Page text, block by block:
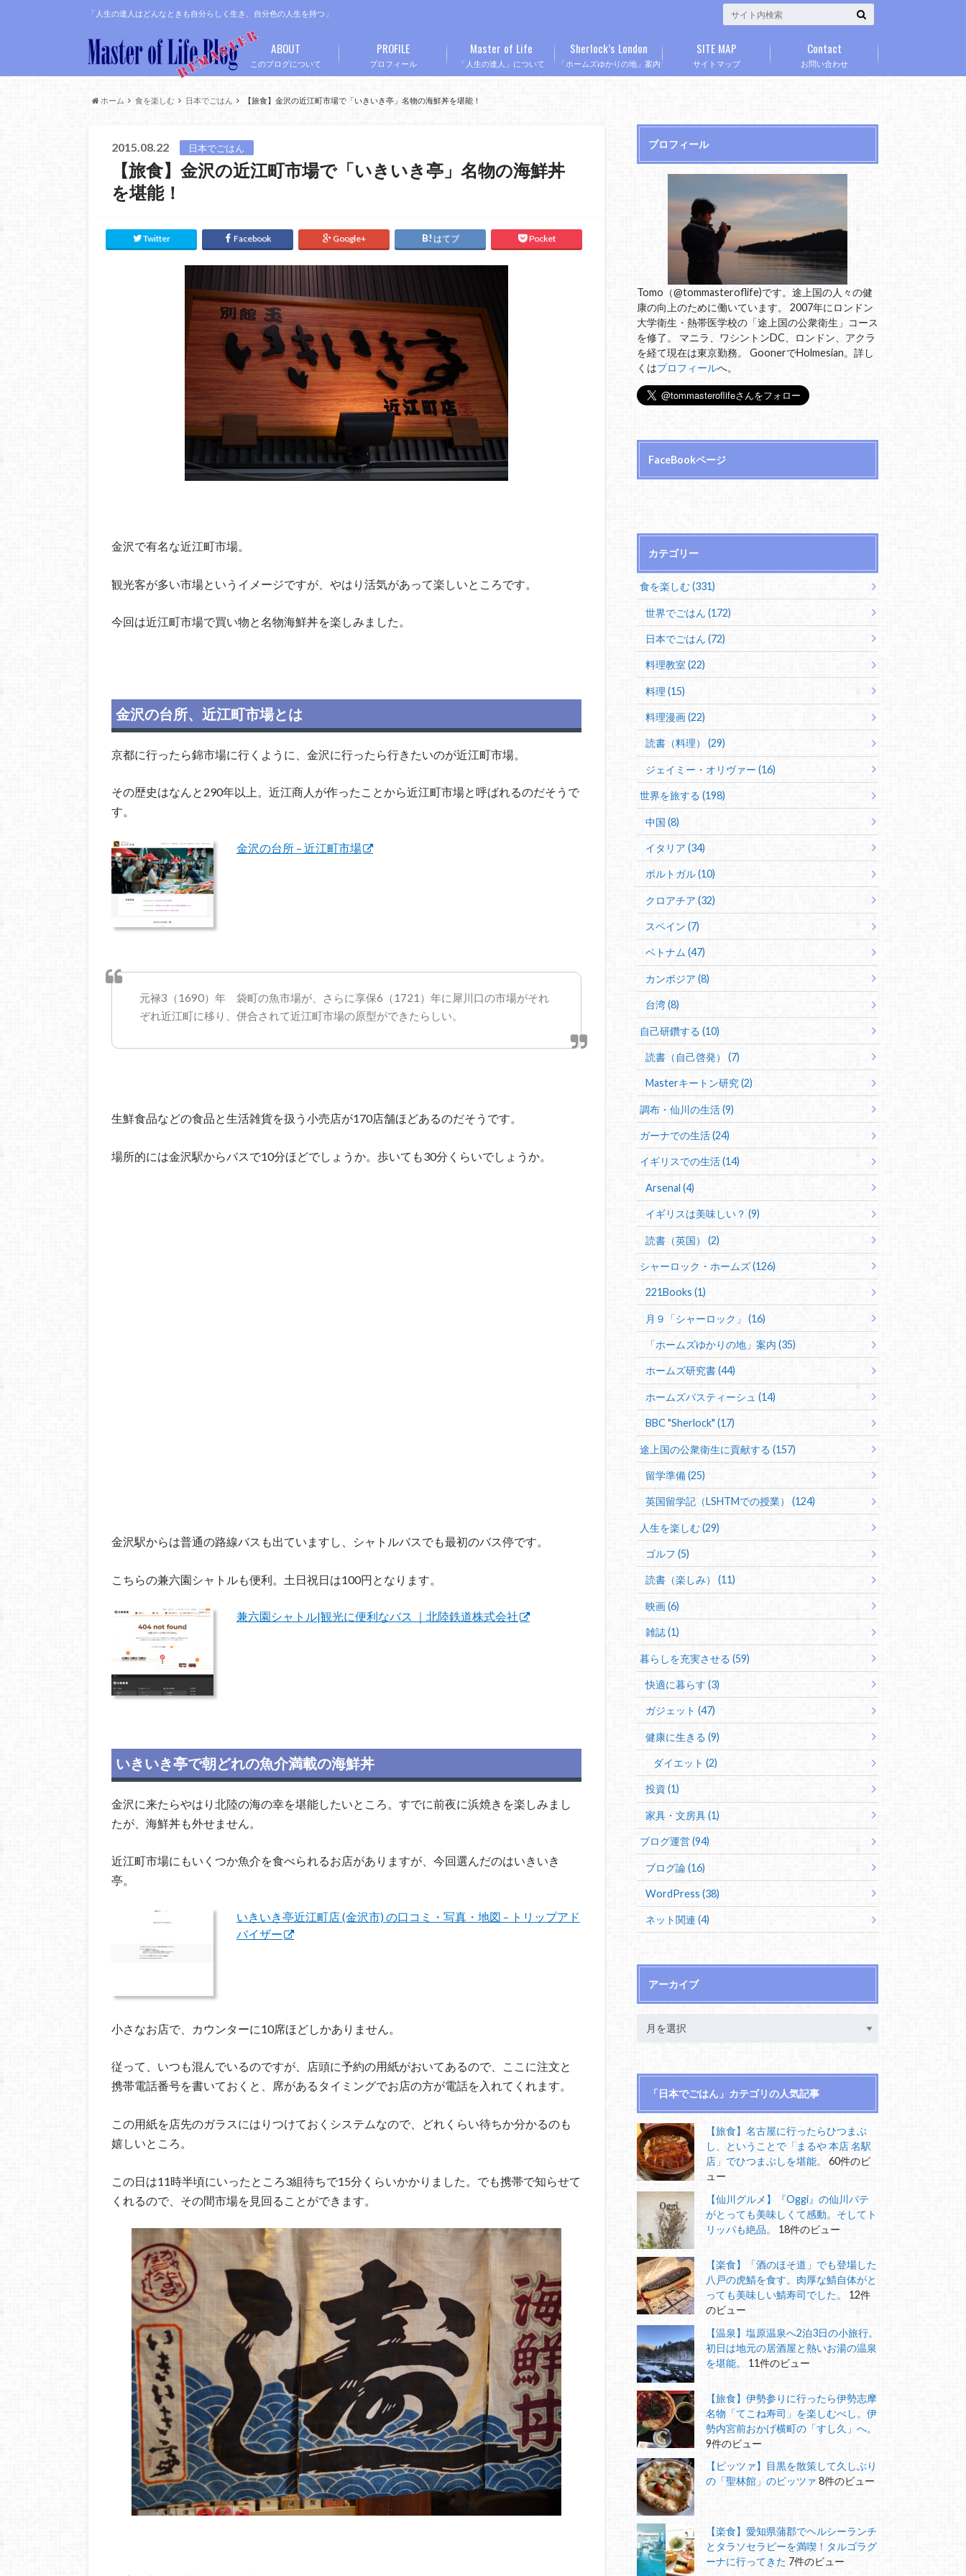
「人生の達人はどんなときも自分らしく生き、自分色の人生を持つ」
このブログについて
ABOUT
プロフィール
PROFILE
「人生の達人」について
Master of Life
「ホームズゆかりの地」案内
Sherlock’s London
サイトマップ
SITE MAP
お問い合わせ
Contact
ホーム 食を楽しむ 日本でごはん 【旅食】金沢の近江町市場で「いきいき亭」名物の海鮮丼を堪能！
2015.08.22 日本でごはん
【旅食】金沢の近江町市場で「いきいき亭」名物の海鮮丼
を堪能！
Twitter Facebook Google+ はてブ Pocket
金沢で有名な近江町市場。
観光客が多い市場というイメージですが、やはり活気があって楽しいところです。
今回は近江町市場で買い物と名物海鮮丼を楽しみました。
金沢の台所、近江町市場とは
京都に行ったら錦市場に行くように、金沢に行ったら行きたいのが近江町市場。
その歴史はなんと290年以上。近江商人が作ったことから近江町市場と呼ばれるのだそうで
す。
金沢の台所 – 近江町市場
元禄3（1690）年 袋町の魚市場が、さらに享保6（1721）年に犀川口の市場がそれ
ぞれ近江町に移り、併合されて近江町市場の原型ができたらしい。
生鮮食品などの食品と生活雑貨を扱う小売店が170店舗ほどあるのだそうです。
場所的には金沢駅からバスで10分ほどでしょうか。歩いても30分くらいでしょうか。
金沢駅からは普通の路線バスも出ていますし、シャトルバスでも最初のバス停です。
こちらの兼六園シャトルも便利。土日祝日は100円となります。
兼六園シャトル|観光に便利なバス ｜北陸鉄道株式会社
いきいき亭で朝どれの魚介満載の海鮮丼
金沢に来たらやはり北陸の海の幸を堪能したいところ。すでに前夜に浜焼きを楽しみまし
たが、海鮮丼も外せません。
近江町市場にもいくつか魚介を食べられるお店がありますが、今回選んだのはいきいき
亭。
いきいき亭近江町店 (金沢市) の口コミ・写真・地図 – トリップアド
バイザー
小さなお店で、カウンターに10席ほどしかありません。
従って、いつも混んでいるのですが、店頭に予約の用紙がおいてあるので、ここに注文と
携帯電話番号を書いておくと、席があるタイミングでお店の方が電話を入れてくれます。
この用紙を店先のガラスにはりつけておくシステムなので、どれくらい待ちか分かるのも
嬉しいところ。
この日は11時半頃にいったところ3組待ちで15分くらいかかりました。でも携帯で知らせて
くれるので、その間市場を見回ることができます。
プロフィール
Tomo（@tommasteroflife)です。途上国の人々の健
康の向上のために働いています。 2007年にロンドン
大学衛生・熱帯医学校の「途上国の公衆衛生」コース
を修了。 マニラ、ワシントンDC、ロンドン、アクラ
を経て現在は東京勤務。 GoonerでHolmesian。詳し
くはプロフィールへ。
FaceBookページ
カテゴリー
食を楽しむ (331)
世界でごはん (172)
日本でごはん (72)
料理教室 (22)
料理 (15)
料理漫画 (22)
読書（料理） (29)
ジェイミー・オリヴァー (16)
世界を旅する (198)
中国 (8)
イタリア (34)
ポルトガル (10)
クロアチア (32)
スペイン (7)
ベトナム (47)
カンボジア (8)
台湾 (8)
自己研鑽する (10)
読書（自己啓発） (7)
Masterキートン研究 (2)
調布・仙川の生活 (9)
ガーナでの生活 (24)
イギリスでの生活 (14)
Arsenal (4)
イギリスは美味しい？ (9)
読書（英国） (2)
シャーロック・ホームズ (126)
221Books (1)
月９「シャーロック」 (16)
「ホームズゆかりの地」案内 (35)
ホームズ研究書 (44)
ホームズパスティーシュ (14)
BBC "Sherlock" (17)
途上国の公衆衛生に貢献する (157)
留学準備 (25)
英国留学記（LSHTMでの授業） (124)
人生を楽しむ (29)
ゴルフ (5)
読書（楽しみ） (11)
映画 (6)
雑誌 (1)
暮らしを充実させる (59)
快適に暮らす (3)
ガジェット (47)
健康に生きる (9)
ダイエット (2)
投資 (1)
家具・文房具 (1)
ブログ運営 (94)
ブログ論 (16)
WordPress (38)
ネット関連 (4)
アーカイブ
「日本でごはん」カテゴリの人気記事
【旅食】名古屋に行ったらひつまぶ
し、ということで「まるや 本店 名駅
店」でひつまぶしを堪能。
60件のビ
ュー
【仙川グルメ】『Oggi』の仙川パテ
がとっても美味しくて感動。そしてト
リッパも絶品。
18件のビュー
【楽食】「酒のほそ道」でも登場した
八戸の虎鯖を食す。肉厚な鯖自体がと
っても美味しい鯖寿司でした。
12件
のビュー
【温泉】塩原温泉へ2泊3日の小旅行。
初日は地元の居酒屋と熱いお湯の温泉
を堪能。
11件のビュー
【旅食】伊勢参りに行ったら伊勢志摩
名物「てこね寿司」を楽しむべし。伊
勢内宮前おかげ横町の「すし久」へ。
9件のビュー
【ピッツァ】目黒を散策して久しぶり
の「聖林館」のピッツァ 8件のビュー
【楽食】愛知県蒲郡でヘルシーランチ
とタラソセラピーを満喫！タルゴラグ
ーナに行ってきた 7件のビュー